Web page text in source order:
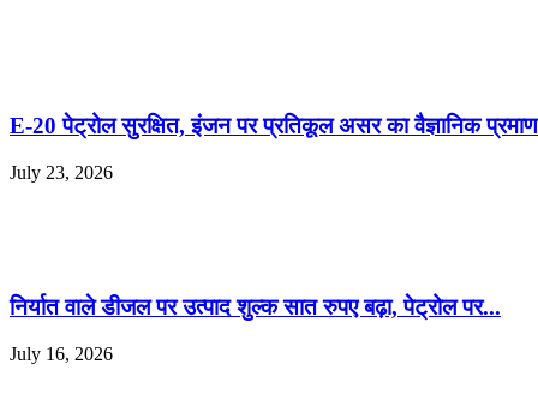
E-20 पेट्रोल सुरक्षित, इंजन पर प्रतिकूल असर का वैज्ञानिक
July 23, 2026
निर्यात वाले डीजल पर उत्पाद शुल्क सात रुपए बढ़ा, पेट्रोल पर...
July 16, 2026